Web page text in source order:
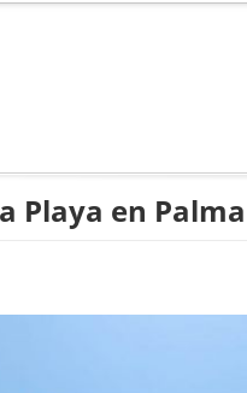
Playa en